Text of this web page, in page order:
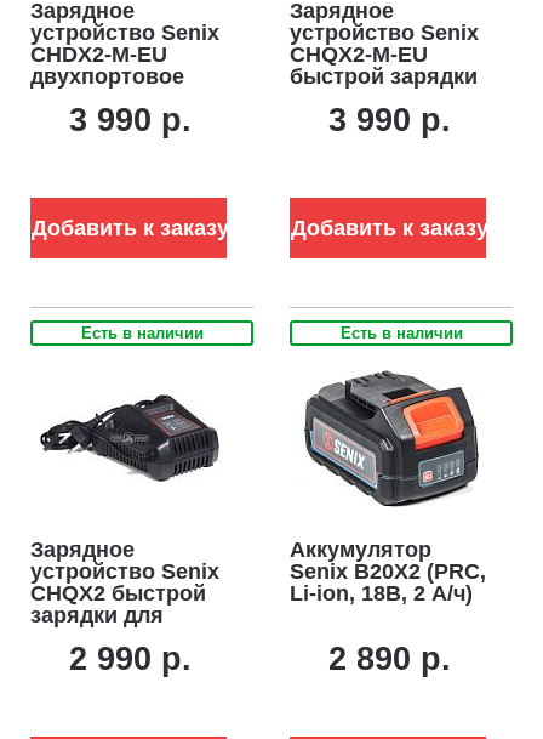
Зарядное
устройство Senix
CHDX2-M-EU
двухпортовое
аккумуляторов
3 990 р.
Добавить к заказу
Зарядное
устройство Senix
CHQX2-M-EU
быстрой зарядки
аккумуляторов
3 990 р.
Добавить к заказу
Есть в наличии
Зарядное
устройство Senix
CHQX2 быстрой
зарядки для
18В (4А)
2 990 р.
Есть в наличии
Аккумулятор
Senix B20X2 (PRC,
Li-ion, 18В, 2 А/ч)
2 890 р.